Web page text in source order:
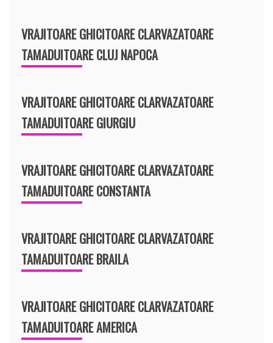
VRAJITOARE GHICITOARE CLARVAZATOARE
TAMADUITOARE CLUJ NAPOCA
VRAJITOARE GHICITOARE CLARVAZATOARE
TAMADUITOARE GIURGIU
VRAJITOARE GHICITOARE CLARVAZATOARE
TAMADUITOARE CONSTANTA
VRAJITOARE GHICITOARE CLARVAZATOARE
TAMADUITOARE BRAILA
VRAJITOARE GHICITOARE CLARVAZATOARE
TAMADUITOARE AMERICA